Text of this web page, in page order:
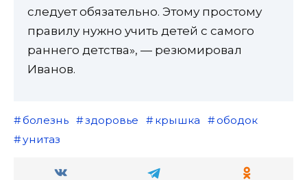
следует обязательно. Этому простому
правилу нужно учить детей с самого
раннего детства», — резюмировал
Иванов.
болезнь здоровье крышка
ободок
унитаз